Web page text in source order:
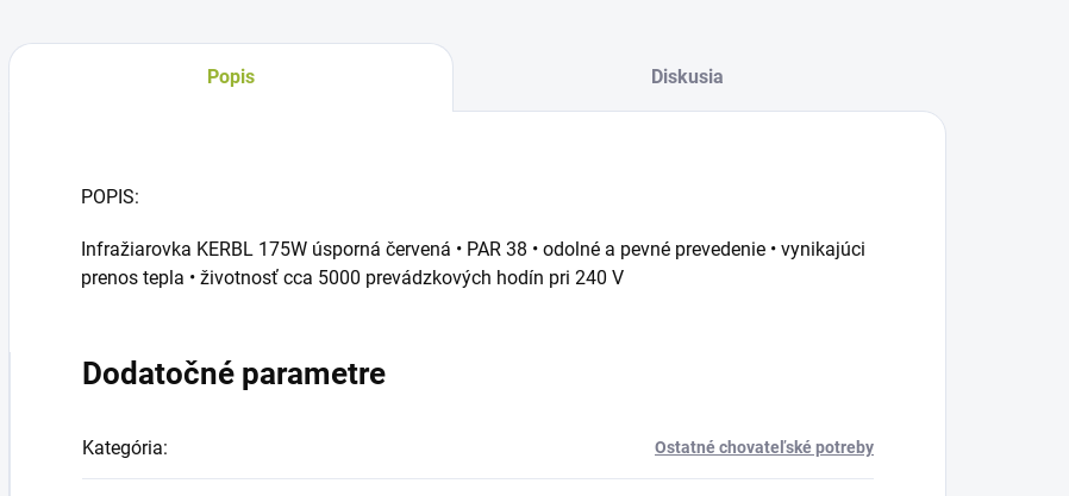
Popis Diskusia
POPIS:
Infražiarovka KERBL 175W úsporná červená • PAR 38 • odolné a pevné prevedenie • vynikajúci
prenos tepla • životnosť cca 5000 prevádzkových hodín pri 240 V
Dodatočné parametre
Kategória: Ostatné chovateľské potreby